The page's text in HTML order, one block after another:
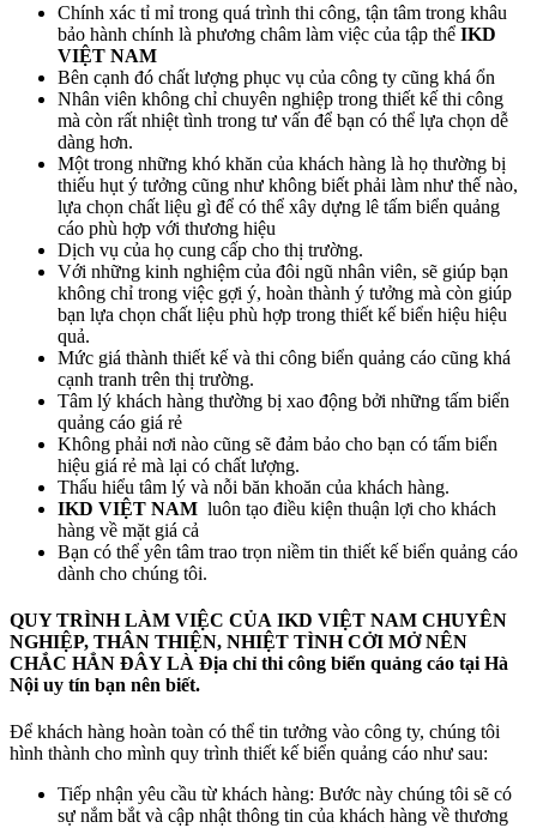
Chính xác tỉ mỉ trong quá trình thi công, tận tâm trong khâu
bảo hành chính là phương châm làm việc của tập thể IKD
VIỆT NAM
Bên cạnh đó chất lượng phục vụ của công ty cũng khá ổn
Nhân viên không chỉ chuyên nghiệp trong thiết kế thi công
mà còn rất nhiệt tình trong tư vấn để bạn có thể lựa chọn dễ
dàng hơn.
Một trong những khó khăn của khách hàng là họ thường bị
thiếu hụt ý tưởng cũng như không biết phải làm như thế nào,
lựa chọn chất liệu gì để có thể xây dựng lê tấm biển quảng
cáo phù hợp với thương hiệu
Dịch vụ của họ cung cấp cho thị trường.
Với những kinh nghiệm của đôi ngũ nhân viên, sẽ giúp bạn
không chỉ trong việc gợi ý, hoàn thành ý tưởng mà còn giúp
bạn lựa chọn chất liệu phù hợp trong thiết kế biển hiệu hiệu
quả.
Mức giá thành thiết kế và thi công biển quảng cáo cũng khá
cạnh tranh trên thị trường.
Tâm lý khách hàng thường bị xao động bởi những tấm biển
quảng cáo giá rẻ
Không phải nơi nào cũng sẽ đảm bảo cho bạn có tấm biển
hiệu giá rẻ mà lại có chất lượng.
Thấu hiểu tâm lý và nỗi băn khoăn của khách hàng.
IKD VIỆT NAM luôn tạo điều kiện thuận lợi cho khách
hàng về mặt giá cả
Bạn có thể yên tâm trao trọn niềm tin thiết kế biển quảng cáo
dành cho chúng tôi.
QUY TRÌNH LÀM VIỆC CỦA IKD VIỆT NAM CHUYÊN
NGHIỆP, THÂN THIỆN, NHIỆT TÌNH CỞI MỞ NÊN
CHẮC HẲN ĐÂY LÀ Địa chỉ thi công biển quảng cáo tại Hà
Nội uy tín bạn nên biết.
Để khách hàng hoàn toàn có thể tin tưởng vào công ty, chúng tôi
hình thành cho mình quy trình thiết kế biển quảng cáo như sau:
Tiếp nhận yêu cầu từ khách hàng: Bước này chúng tôi sẽ có
sự nắm bắt và cập nhật thông tin của khách hàng về thương